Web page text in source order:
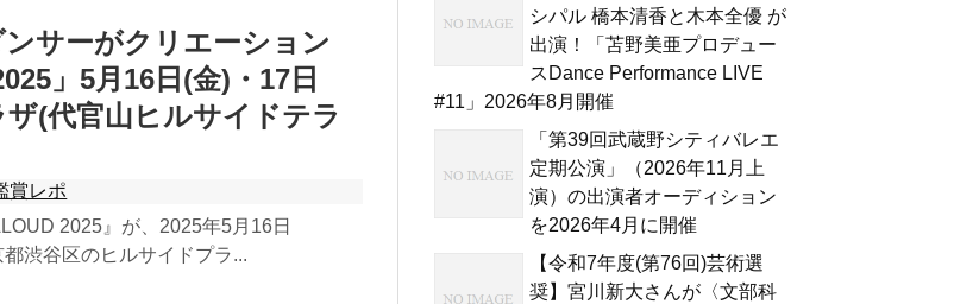
サーがクリエーション
」5月16日(金)・17日
(代官山ヒルサイドテラ
賞レポ
2025』が、2025年5月16日
渋谷区のヒルサイドプラ...
シパル 橋本清香と木本全優 が
出演！「苫野美亜プロデュー
スDance Performance LIVE
#11」2026年8月開催
「第39回武蔵野シティバレエ
定期公演」（2026年11月上
演）の出演者オーディション
を2026年4月に開催
【令和7年度(第76回)芸術選
奨】宮川新大さんが〈文部科